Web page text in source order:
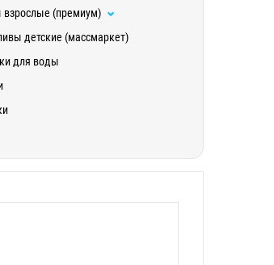
(премиум)
детские (массмаркет)
для воды